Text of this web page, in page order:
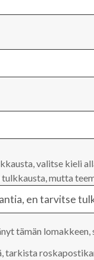
valitse kieli
mutta
tämän
tarkista